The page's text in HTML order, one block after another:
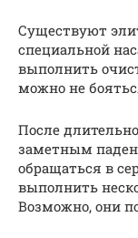
Существуют
специальной
выполнить
можно не
После
заметным
обращаться в
выполнить
Возможно, они